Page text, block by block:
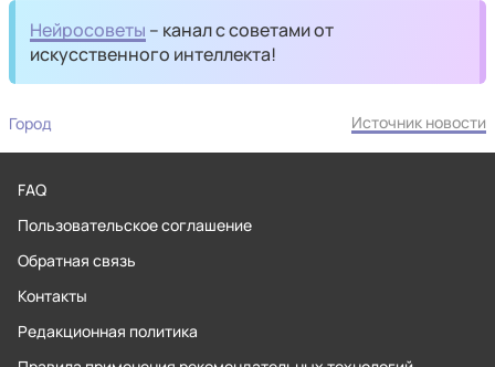
Нейросоветы – канал с советами от
искусственного интеллекта!
Город Источник новости
FAQ
Пользовательское соглашение
Обратная связь
Контакты
Редакционная политика